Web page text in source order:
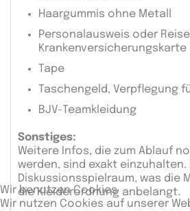
Haargummis ohne Metall
Personalausweis oder
Krankenversicherungskarte
Tape
Taschengeld, Verpflegung
BJV-Teamkleidung
Sonstiges:
Weitere Infos, die zum Ablauf
werden, sind exakt einzuhalten.
Diskussionsspielraum, was die
die Kleiderordnung anbelangt.
Wir benutzen Cookies
Wir nutzen Cookies auf unserer